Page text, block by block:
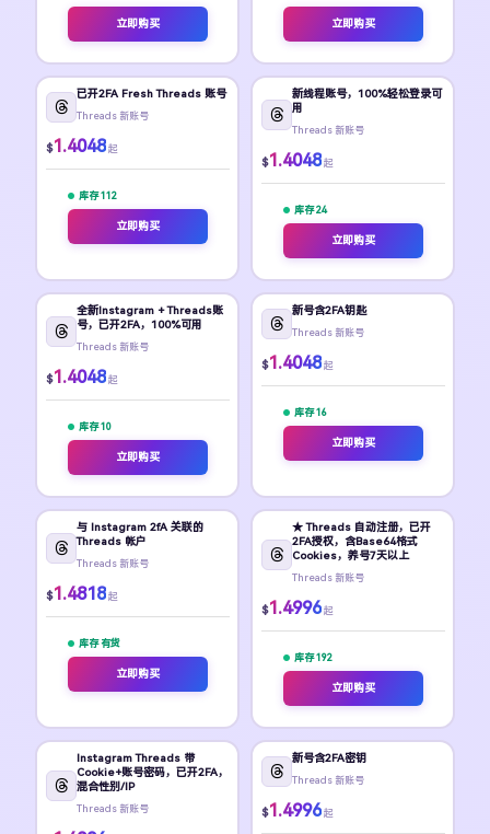
立即购买 立即购买
已开2FA Fresh Threads 账号
Threads 新账号
$1.4048 起
库存 112
立即购买
新线程账号，100%轻松登录可
用
Threads 新账号
$1.4048 起
库存 24
立即购买
全新Instagram + Threads账
号，已开2FA，100%可用
Threads 新账号
$1.4048 起
库存 10
立即购买
新号含2FA钥匙
Threads 新账号
$1.4048 起
库存 16
立即购买
与 Instagram 2fA 关联的
Threads 帐户
Threads 新账号
$1.4818 起
库存 有货
立即购买
★ Threads 自动注册，已开
2FA授权，含Base64格式
Cookies，养号7天以上
Threads 新账号
$1.4996 起
库存 192
立即购买
Instagram Threads 带
Cookie+账号密码，已开2FA，
混合性别/IP
Threads 新账号
新号含2FA密钥
Threads 新账号
$1.4996 起